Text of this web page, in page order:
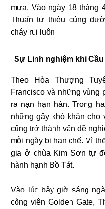
mưa. Vào ngày 18 tháng
Thuấn tự thiêu cúng
cháy rụi luôn
Sự Linh nghiệm khi
Theo Hòa Thượng
Francisco và những vùng
ra nạn hạn hán. Trong
những gây khó khăn cho
cũng trở thành vấn đề
mỗi ngày bị hạn chế. Vì
gia ở chùa Kim Sơn tự
hành hạnh Bồ Tát.
Vào lúc bảy giờ sáng
công viên Golden Gate,